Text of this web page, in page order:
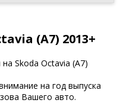
(A7) 2013+
Skoda Octavia (A7)
на год выпуска
Вашего авто.